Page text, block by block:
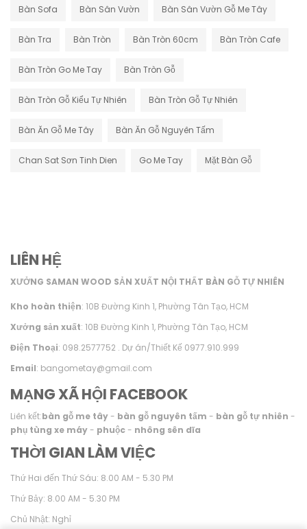
Bàn Sofa Bàn Sân Vườn Bàn Sân Vườn Gỗ Me Tây
Bàn Tra Bàn Tròn Bàn Tròn 60cm Bàn Tròn Cafe
Bàn Tròn Go Me Tay Bàn Tròn Gỗ
Bàn Tròn Gỗ Kiểu Tự Nhiên Bàn Tròn Gỗ Tự Nhiên
Bàn Ăn Gỗ Me Tây Bàn Ăn Gỗ Nguyên Tấm
Chan Sat Sơn Tinh Dien Go Me Tay Mặt Bàn Gỗ
LIÊN HỆ
XƯỞNG SAMAN WOOD SẢN XUẤT NỘI THẤT BÀN GỖ TỰ NHIÊN
Kho hoàn thiện: 10B Đường Kinh 1, Phường Tân Tạo, HCM
Xưởng sản xuất: 10B Đường Kinh 1, Phường Tân Tạo, HCM
Điện Thoại: 098.2577752 . Dự án/Thiết Kế 0977.910.999
Email: bangometay@gmail.com
MẠNG XÃ HỘI FACEBOOK
Liên kết:bàn gỗ me tây- bàn gỗ nguyên tấm - bàn gỗ tự nhiên -
phụ tùng xe máy- phuộc- nhông sên dĩa
THỜI GIAN LÀM VIỆC
Thứ Hai đến Thứ Sáu: 8.00 AM - 5.30 PM
Thứ Bảy: 8.00 AM - 5.30 PM
Chủ Nhật: Nghỉ